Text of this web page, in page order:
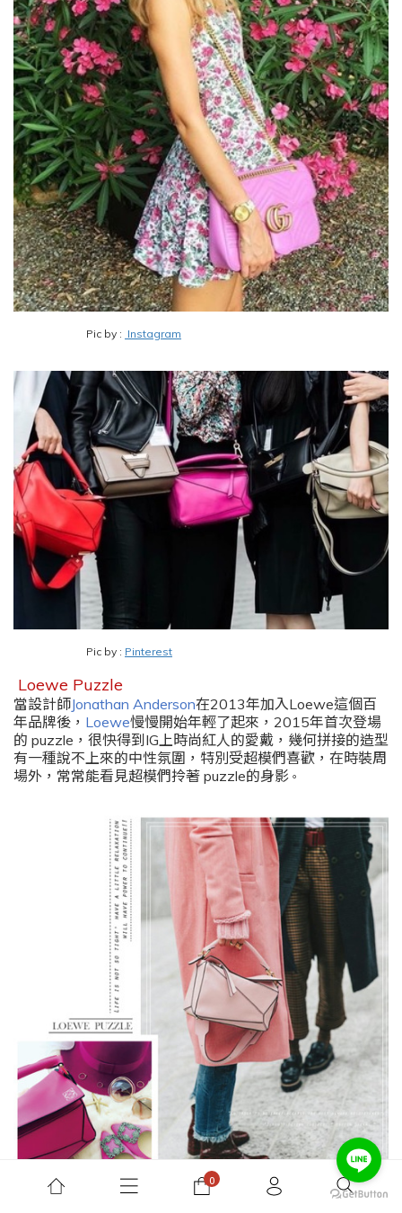
Pic by : Instagram
Pic by : Pinterest
Loewe Puzzle
當設計師Jonathan Anderson在2013年加入Loewe這個百
年品牌後 ， Loewe慢慢開始年輕了起來 ， 2015年首次登場
的 puzzle ， 很快得到 IG上時尚紅人的愛戴 ， 幾何拼接的造型
有一種說不上來的中性氛圍 ， 特別受超模們喜歡 ， 在時裝周
場外 ， 常常能看見超模們拎著 puzzle的身影 。